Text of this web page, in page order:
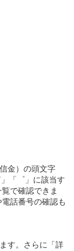
金）の頭文字
「゜」に該当す
で確認できま
話番号の確認も
す。さらに「詳